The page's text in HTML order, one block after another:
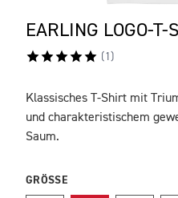
EARLING LOGO-T-
( 1 )
BESCHREIBUNG
Klassisches T-Shirt mit
und charakteristischem
Saum.
GRÖSSE